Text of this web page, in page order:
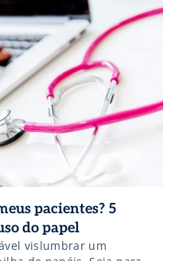
pacientes? 5
do papel
vislumbrar um